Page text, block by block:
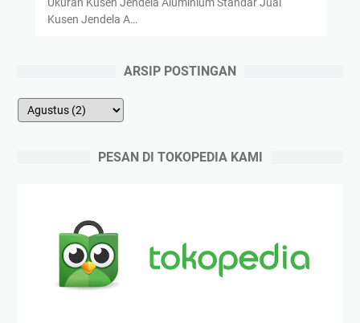
Kusen Jendela A…
ARSIP POSTINGAN
PESAN DI TOKOPEDIA KAMI